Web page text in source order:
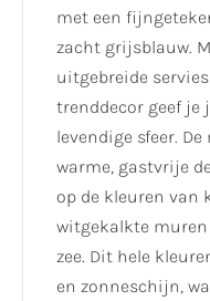
met een
zacht grijsblauw.
uitgebreide
trenddecor geef je
levendige sfeer.
warme, gastvrije
op de kleuren van
witgekalkte
zee. Dit hele
en zonneschijn,